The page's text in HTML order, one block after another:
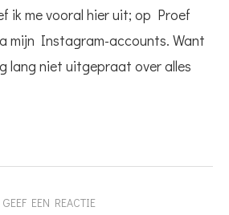
ik me vooral hier uit; op Proef
mijn Instagram-accounts. Want
lang niet uitgepraat over alles
GEEF EEN REACTIE